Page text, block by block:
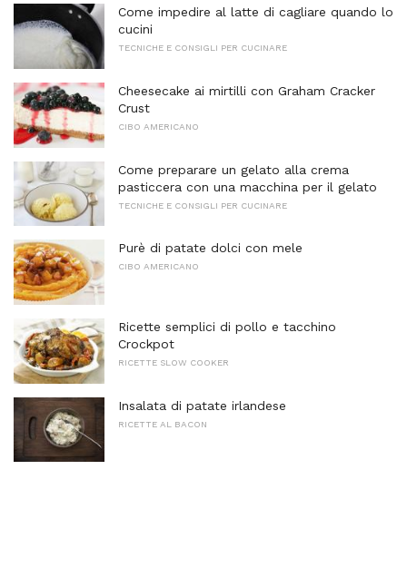
Come impedire al latte di cagliare quando lo
cucini
TECNICHE E CONSIGLI PER CUCINARE
Cheesecake ai mirtilli con Graham Cracker
Crust
CIBO AMERICANO
Come preparare un gelato alla crema
pasticcera con una macchina per il gelato
TECNICHE E CONSIGLI PER CUCINARE
Purè di patate dolci con mele
CIBO AMERICANO
Ricette semplici di pollo e tacchino
Crockpot
RICETTE SLOW COOKER
Insalata di patate irlandese
RICETTE AL BACON